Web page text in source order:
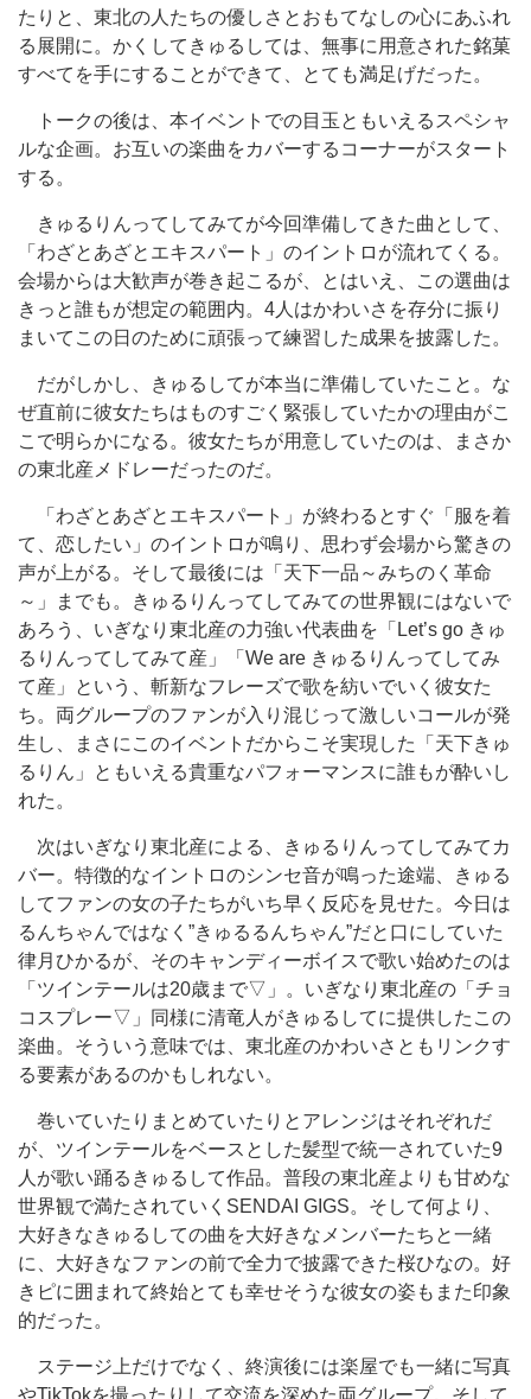
たりと、東北の人たちの優しさとおもてなしの心にあふれ
る展開に。かくしてきゅるしては、無事に用意された銘菓
すべてを手にすることができて、とても満足げだった。
トークの後は、本イベントでの目玉ともいえるスペシャ
ルな企画。お互いの楽曲をカバーするコーナーがスタート
する。
きゅるりんってしてみてが今回準備してきた曲として、
「わざとあざとエキスパート」のイントロが流れてくる。
会場からは大歓声が巻き起こるが、とはいえ、この選曲は
きっと誰もが想定の範囲内。4人はかわいさを存分に振り
まいてこの日のために頑張って練習した成果を披露した。
だがしかし、きゅるしてが本当に準備していたこと。な
ぜ直前に彼女たちはものすごく緊張していたかの理由がこ
こで明らかになる。彼女たちが用意していたのは、まさか
の東北産メドレーだったのだ。
「わざとあざとエキスパート」が終わるとすぐ「服を着
て、恋したい」のイントロが鳴り、思わず会場から驚きの
声が上がる。そして最後には「天下一品～みちのく革命
～」までも。きゅるりんってしてみての世界観にはないで
あろう、いぎなり東北産の力強い代表曲を「Let’s go きゅ
るりんってしてみて産」「We are きゅるりんってしてみ
て産」という、斬新なフレーズで歌を紡いでいく彼女た
ち。両グループのファンが入り混じって激しいコールが発
生し、まさにこのイベントだからこそ実現した「天下きゅ
るりん」ともいえる貴重なパフォーマンスに誰もが酔いし
れた。
次はいぎなり東北産による、きゅるりんってしてみてカ
バー。特徴的なイントロのシンセ音が鳴った途端、きゅる
してファンの女の子たちがいち早く反応を見せた。今日は
るんちゃんではなく”きゅるるんちゃん”だと口にしていた
律月ひかるが、そのキャンディーボイスで歌い始めたのは
「ツインテールは20歳まで▽」。いぎなり東北産の「チョ
コスプレー▽」同様に清竜人がきゅるしてに提供したこの
楽曲。そういう意味では、東北産のかわいさともリンクす
る要素があるのかもしれない。
巻いていたりまとめていたりとアレンジはそれぞれだ
が、ツインテールをベースとした髪型で統一されていた9
人が歌い踊るきゅるして作品。普段の東北産よりも甘めな
世界観で満たされていくSENDAI GIGS。そして何より、
大好きなきゅるしての曲を大好きなメンバーたちと一緒
に、大好きなファンの前で全力で披露できた桜ひなの。好
きピに囲まれて終始とても幸せそうな彼女の姿もまた印象
的だった。
ステージ上だけでなく、終演後には楽屋でも一緒に写真
やTikTokを撮ったりして交流を深めた両グループ。そして